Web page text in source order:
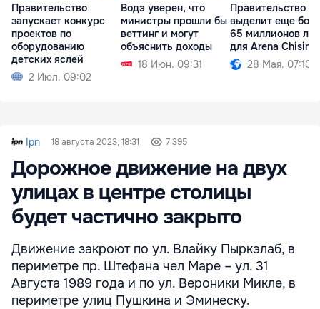
Правительство
запускает конкурс
проектов по
оборудованию
детских яслей
2 Июл. 09:02
Водэ уверен, что
министры прошли бы
веттинг и могут
объяснить доходы
18 Июн. 09:31
Правительство
выделит еще
65 миллионов
для Arena
28 Мая. 07:10
Ipn 18 августа 2023, 18:31 7 395
Дорожное движение на двух
улицах в центре столицы
будет частично закрыто
Движение закроют по ул. Влайку Пыркэлаб, в
периметре пр. Штефана чел Маре – ул. 31
Августа 1989 года и по ул. Вероники Микле, в
периметре улиц Пушкина и Эминеску.